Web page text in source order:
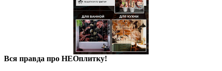
Вся правда про НЕОплитку!